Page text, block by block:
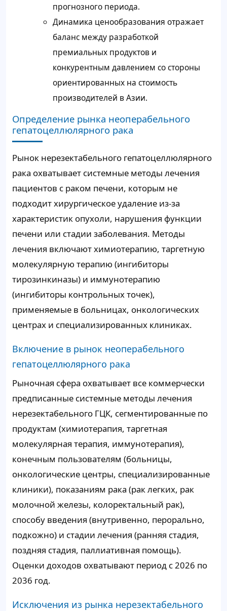
прогнозного периода.
Динамика ценообразования отражает
баланс между разработкой
премиальных продуктов и
конкурентным давлением со стороны
ориентированных на стоимость
производителей в Азии.
Определение рынка неоперабельного
гепатоцеллюлярного рака
Рынок нерезектабельного гепатоцеллюлярного
рака охватывает системные методы лечения
пациентов с раком печени, которым не
подходит хирургическое удаление из-за
характеристик опухоли, нарушения функции
печени или стадии заболевания. Методы
лечения включают химиотерапию, таргетную
молекулярную терапию (ингибиторы
тирозинкиназы) и иммунотерапию
(ингибиторы контрольных точек),
применяемые в больницах, онкологических
центрах и специализированных клиниках.
Включение в рынок неоперабельного
гепатоцеллюлярного рака
Рыночная сфера охватывает все коммерчески
предписанные системные методы лечения
нерезектабельного ГЦК, сегментированные по
продуктам (химиотерапия, таргетная
молекулярная терапия, иммунотерапия),
конечным пользователям (больницы,
онкологические центры, специализированные
клиники), показаниям рака (рак легких, рак
молочной железы, колоректальный рак),
способу введения (внутривенно, перорально,
подкожно) и стадии лечения (ранняя стадия,
поздняя стадия, паллиативная помощь).
Оценки доходов охватывают период с 2026 по
2036 год.
Исключения из рынка нерезектабельного